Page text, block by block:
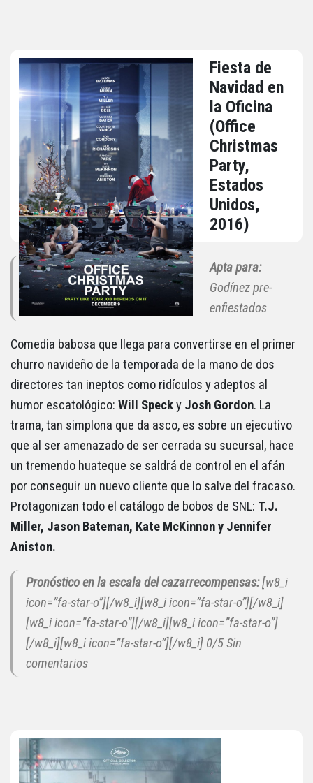
Fiesta de
Navidad en
la Oficina
(Office
Christmas
Party,
Estados
Unidos,
2016)
Apta para:
Godínez pre-
enfiestados
Comedia babosa que llega para convertirse en el primer
churro navideño de la temporada de la mano de dos
directores tan ineptos como ridículos y adeptos al
humor escatológico: Will Specky Josh Gordon. La
trama, tan simplona que da asco, es sobre un ejecutivo
que al ser amenazado de ser cerrada su sucursal, hace
un tremendo huateque se saldrá de control en el afán
por conseguir un nuevo cliente que lo salve del fracaso.
Protagonizan todo el catálogo de bobos de SNL: T.J.
Miller, Jason Bateman, Kate McKinnon y Jennifer
Aniston.
Pronóstico en la escala del cazarrecompensas:[w8_i
icon=”fa-star-o”][/w8_i][w8_i icon=”fa-star-o”][/w8_i]
[w8_i icon=”fa-star-o”][/w8_i][w8_i icon=”fa-star-o”]
[/w8_i][w8_i icon=”fa-star-o”][/w8_i] 0/5 Sin
comentarios